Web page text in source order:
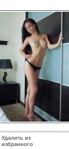
Удалить из
избранного